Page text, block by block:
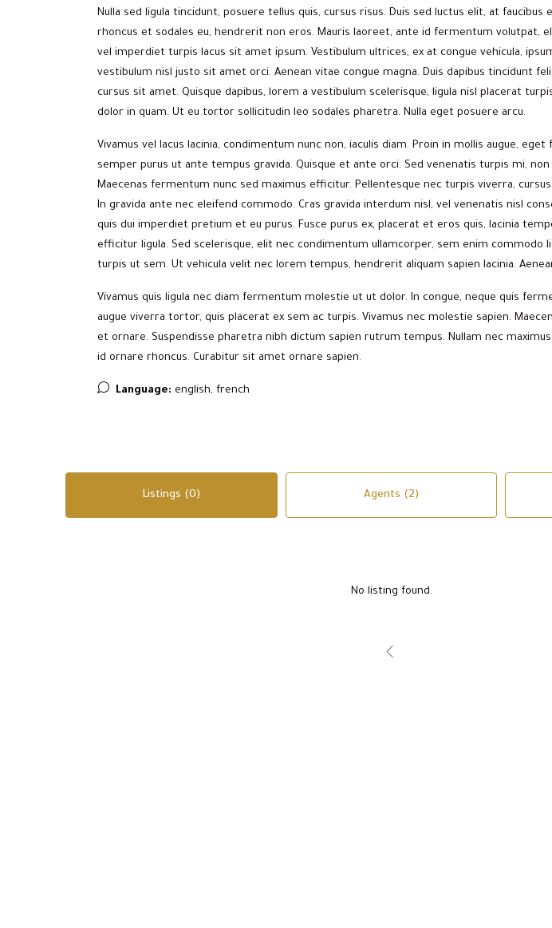
Nulla sed ligula tincidunt, posuere tellus quis, cursus risus. Duis sed luctus elit, at faucibus
rhoncus et sodales eu, hendrerit non eros. Mauris laoreet, ante id fermentum volutpat,
vel imperdiet turpis lacus sit amet ipsum. Vestibulum ultrices, ex at congue vehicula,
vestibulum nisl justo sit amet orci. Aenean vitae congue magna. Duis dapibus tincidunt
cursus sit amet. Quisque dapibus, lorem a vestibulum scelerisque, ligula nisl placerat
dolor in quam. Ut eu tortor sollicitudin leo sodales pharetra. Nulla eget posuere arcu.
Vivamus vel lacus lacinia, condimentum nunc non, iaculis diam. Proin in mollis augue,
semper purus ut ante tempus gravida. Quisque et ante orci. Sed venenatis turpis mi,
Maecenas fermentum nunc sed maximus efficitur. Pellentesque nec turpis viverra,
In gravida ante nec eleifend commodo. Cras gravida interdum nisl, vel venenatis nisl
quis dui imperdiet pretium et eu purus. Fusce purus ex, placerat et eros quis, lacinia
efficitur ligula. Sed scelerisque, elit nec condimentum ullamcorper, sem enim commodo
turpis ut sem. Ut vehicula velit nec lorem tempus, hendrerit aliquam sapien lacinia.
Vivamus quis ligula nec diam fermentum molestie ut ut dolor. In congue, neque quis
augue viverra tortor, quis placerat ex sem ac turpis. Vivamus nec molestie sapien.
et ornare. Suspendisse pharetra nibh dictum sapien rutrum tempus. Nullam nec
id ornare rhoncus. Curabitur sit amet ornare sapien.
Language: english, french
Listings (0) Agents (2)
No listing found.